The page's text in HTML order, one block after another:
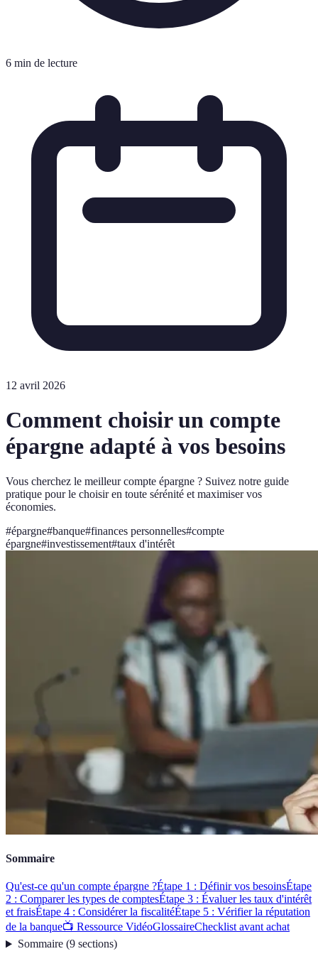
6 min de lecture
12 avril 2026
Comment choisir un compte
épargne adapté à vos besoins
Vous cherchez le meilleur compte épargne ? Suivez notre guide
pratique pour le choisir en toute sérénité et maximiser vos
économies.
#épargne#banque#finances personnelles#compte
épargne#investissement#taux d'intérêt
Sommaire
Qu'est-ce qu'un compte épargne ?Étape 1 : Définir vos besoinsÉtape
2 : Comparer les types de comptesÉtape 3 : Évaluer les taux d'intérêt
et fraisÉtape 4 : Considérer la fiscalitéÉtape 5 : Vérifier la réputation
de la banque📺 Ressource VidéoGlossaireChecklist avant achat
Sommaire(9 sections)